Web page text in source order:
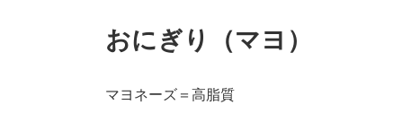
おにぎり（マヨ）
マヨネーズ＝高脂質